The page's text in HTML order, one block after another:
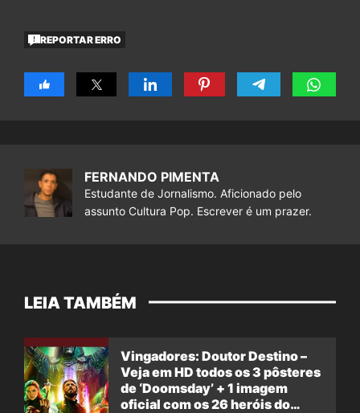
REPORTAR ERRO
FERNANDO PIMENTA
Estudante de Jornalismo. Aficionado pelo
assunto Cultura Pop. Escrever é um prazer.
LEIA TAMBÉM
Vingadores: Doutor Destino –
Veja em HD todos os 3 pôsteres
de ‘Doomsday’ + 1 imagem
oficial com os 26 heróis do